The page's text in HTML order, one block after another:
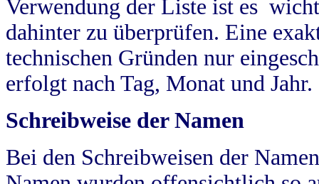
Verwendung der Liste ist es
dahinter zu überprüfen. Eine
technischen Gründen nur
erfolgt nach Tag, Monat und Jahr.
Schreibweise der Namen
Bei den Schreibweisen der